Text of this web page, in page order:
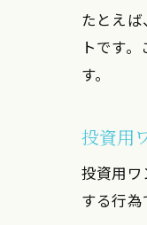
たとえ
トです
す。
投資用
投資用
する行